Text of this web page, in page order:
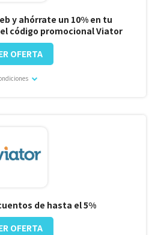
y ahórrate un 10% en tu
código promocional Viator
OFERTA
de hasta el 5%
OFERTA